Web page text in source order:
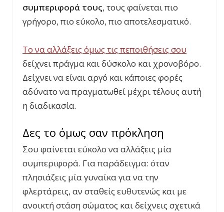
συμπεριφορά τους, τους φαίνεται πιο
γρήγορο, πιο εύκολο, πιο αποτελεσματικό.
Το να αλλάξεις όμως τις πεποιθήσεις σου
δείχνει πράγμα και δύσκολο και χρονοβόρο.
Δείχνει να είναι αργό και κάποιες φορές
αδύνατο να πραγματωθεί μέχρι τέλους αυτή
η διαδικασία.
Δες το όμως σαν πρόκληση
Σου φαίνεται εύκολο να αλλάξεις μία
συμπεριφορά. Για παράδειγμα: όταν
πλησιάζεις μία γυναίκα για να την
φλερτάρεις, αν σταθείς ευθυτενώς και με
ανοικτή στάση σώματος και δείχνεις σχετικά